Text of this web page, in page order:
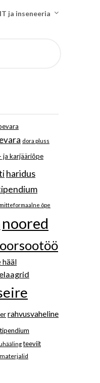
IT ja inseneeria
dora pluss
ja karjääriõpe
haridus
mitteformaalne õpe
noored
hääl
rahvusvaheline
teeviit